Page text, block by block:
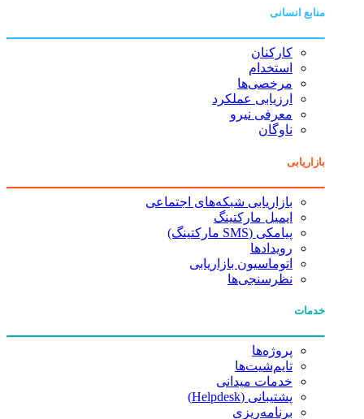
منابع انسانی
کارکنان
استخدام
مرخصی‌ها
ارزیابی عملکرد
معرفی نیرو
ناوگان
بازاریابی
بازاریابی شبکه‌های اجتماعی
ایمیل مارکتینگ
پیامکی (SMS مارکتینگ)
رویدادها
اتوماسیون بازاریابی
نظرسنجی‌ها
خدمات
پروژه‌ها
تایم‌شیت‌ها
خدمات میدانی
پشتیبانی (Helpdesk)
برنامه‌ریزی